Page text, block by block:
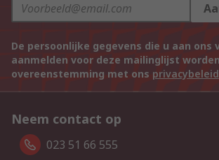
De persoonlijke gegevens die u aan
aanmelden voor deze mailinglijst
overeenstemming met ons privacybeleid
Neem contact op
023 51 66 555